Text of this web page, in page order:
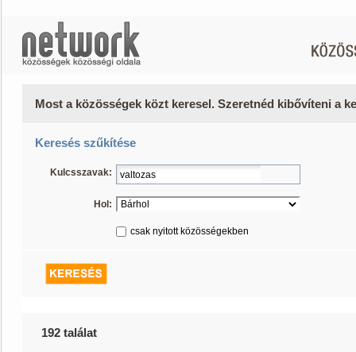
Most a közösségek közt keresel. Szeretnéd kibővíteni a
Keresés szűkítése
Kulcsszavak:
Hol:
csak nyitott közösségekben
192 találat